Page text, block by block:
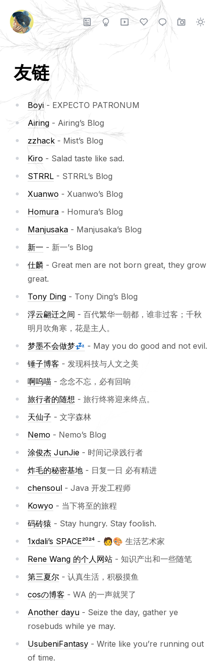
友链
Boyi- EXPECTO PATRONUM
Airing - Airing’s Blog
zzhack - Mist’s Blog
Kiro - Salad taste like sad.
STRRL - STRRL’s Blog
Xuanwo - Xuanwo’s Blog
Homura - Homura’s Blog
Manjusaka - Manjusaka’s Blog
新一 - 新一’s Blog
仕麟 - Great men are not born great, they grow
great.
Tony Ding - Tony Ding’s Blog
浮云翩迁之间 - 百代繁华一朝都，谁非过客；千秋
明月吹角寒，花是主人。
梦墨不会做梦💤 - May you do good and not evil.
锤子博客 - 发现科技与人文之美
啊呜喵 - 念念不忘，必有回响
旅行者的随想 - 旅行终将迎来终点。
天仙子 - 文字森林
Nemo - Nemo’s Blog
涂俊杰 JunJie - 时间记录践行者
炸毛的秘密基地 - 日复一日 必有精进
chensoul - Java 开发工程师
Kowyo - 当下将至的旅程
码砖猿 - Stay hungry. Stay foolish.
1xdali’s SPACE²⁰²⁴ - 🧑🎨 生活艺术家
Rene Wang 的个人网站 - 知识产出和一些随笔
第三夏尔 - 认真生活，积极摸鱼
cosの博客 - WA 的一声就哭了
Another dayu - Seize the day, gather ye
rosebuds while ye may.
UsubeniFantasy - Write like you’re running out
of time.